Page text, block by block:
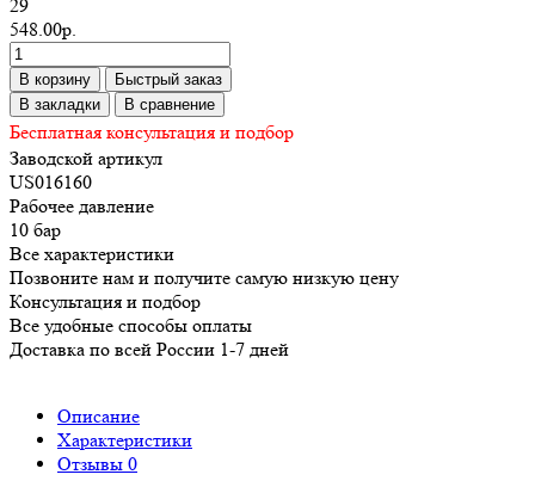
29
548.00р.
В корзину
Быстрый заказ
В закладки
В сравнение
Бесплатная консультация и подбор
Заводской артикул
US016160
Рабочее давление
10 бар
Все характеристики
Позвоните нам и получите самую низкую цену
Консультация и подбор
Все удобные способы оплаты
Доставка по всей России 1-7 дней
Описание
Характеристики
Отзывы 0